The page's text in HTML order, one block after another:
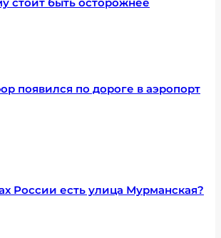
появился по дороге в аэропорт
России есть улица Мурманская?